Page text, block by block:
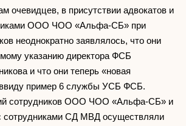
очевидцев, в присутствии адвокатов и
ООО ЧОО «Альфа-СБ» при
неоднократно заявлялось, что они
указанию директора ФСБ
и что они теперь «новая
пример 6 службы УСБ ФСБ.
сотрудников ООО ЧОО «Альфа-СБ» и
сотрудниками СД МВД осуществляли